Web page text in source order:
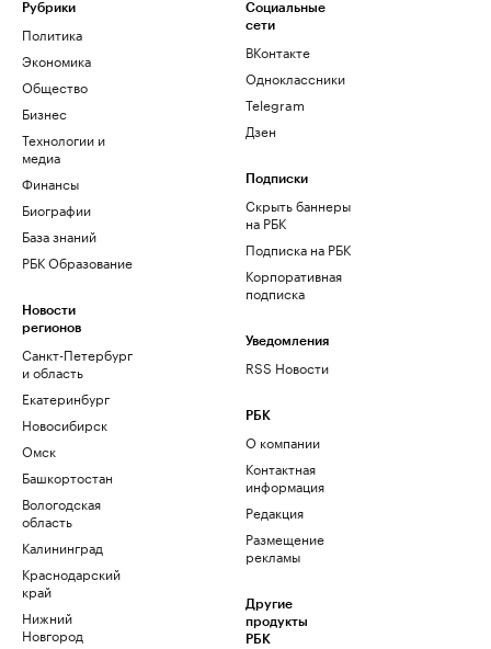
Рубрики
Политика
Экономика
Общество
Бизнес
Технологии и
медиа
Финансы
Биографии
База знаний
РБК Образование
Новости
регионов
Санкт-Петербург
и область
Екатеринбург
Новосибирск
Омск
Башкортостан
Вологодская
область
Калининград
Краснодарский
край
Нижний
Новгород
Социальные
сети
ВКонтакте
Одноклассники
Telegram
Дзен
Подписки
Скрыть баннеры
на РБК
Подписка на РБК
Корпоративная
подписка
Уведомления
RSS Новости
РБК
О компании
Контактная
информация
Редакция
Размещение
рекламы
Другие
продукты
РБК